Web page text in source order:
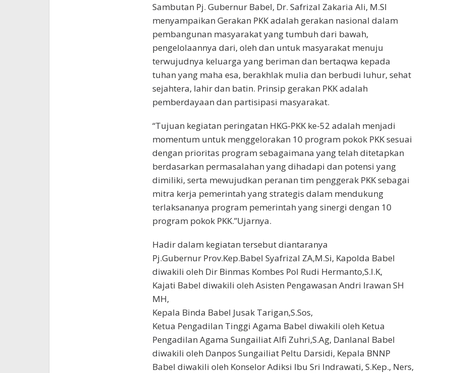
Sambutan Pj. Gubernur Babel, Dr. Safrizal Zakaria Ali, M.SI
menyampaikan Gerakan PKK adalah gerakan nasional dalam
pembangunan masyarakat yang tumbuh dari bawah,
pengelolaannya dari, oleh dan untuk masyarakat menuju
terwujudnya keluarga yang beriman dan bertaqwa kepada
tuhan yang maha esa, berakhlak mulia dan berbudi luhur, sehat
sejahtera, lahir dan batin. Prinsip gerakan PKK adalah
pemberdayaan dan partisipasi masyarakat.
“Tujuan kegiatan peringatan HKG-PKK ke-52 adalah menjadi
momentum untuk menggelorakan 10 program pokok PKK sesuai
dengan prioritas program sebagaimana yang telah ditetapkan
berdasarkan permasalahan yang dihadapi dan potensi yang
dimiliki, serta mewujudkan peranan tim penggerak PKK sebagai
mitra kerja pemerintah yang strategis dalam mendukung
terlaksananya program pemerintah yang sinergi dengan 10
program pokok PKK.”Ujarnya.
Hadir dalam kegiatan tersebut diantaranya
Pj.Gubernur Prov.Kep.Babel Syafrizal ZA,M.Si, Kapolda Babel
diwakili oleh Dir Binmas Kombes Pol Rudi Hermanto,S.I.K,
Kajati Babel diwakili oleh Asisten Pengawasan Andri Irawan SH
MH,
Kepala Binda Babel Jusak Tarigan,S.Sos,
Ketua Pengadilan Tinggi Agama Babel diwakili oleh Ketua
Pengadilan Agama Sungailiat Alfi Zuhri,S.Ag, Danlanal Babel
diwakili oleh Danpos Sungailiat Peltu Darsidi, Kepala BNNP
Babel diwakili oleh Konselor Adiksi Ibu Sri Indrawati, S.Kep., Ners,